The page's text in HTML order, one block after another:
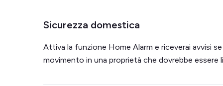
Sicurezza domestica
Attiva la funzione Home Alarm e riceverai avvisi
movimento in una proprietà che dovrebbe essere